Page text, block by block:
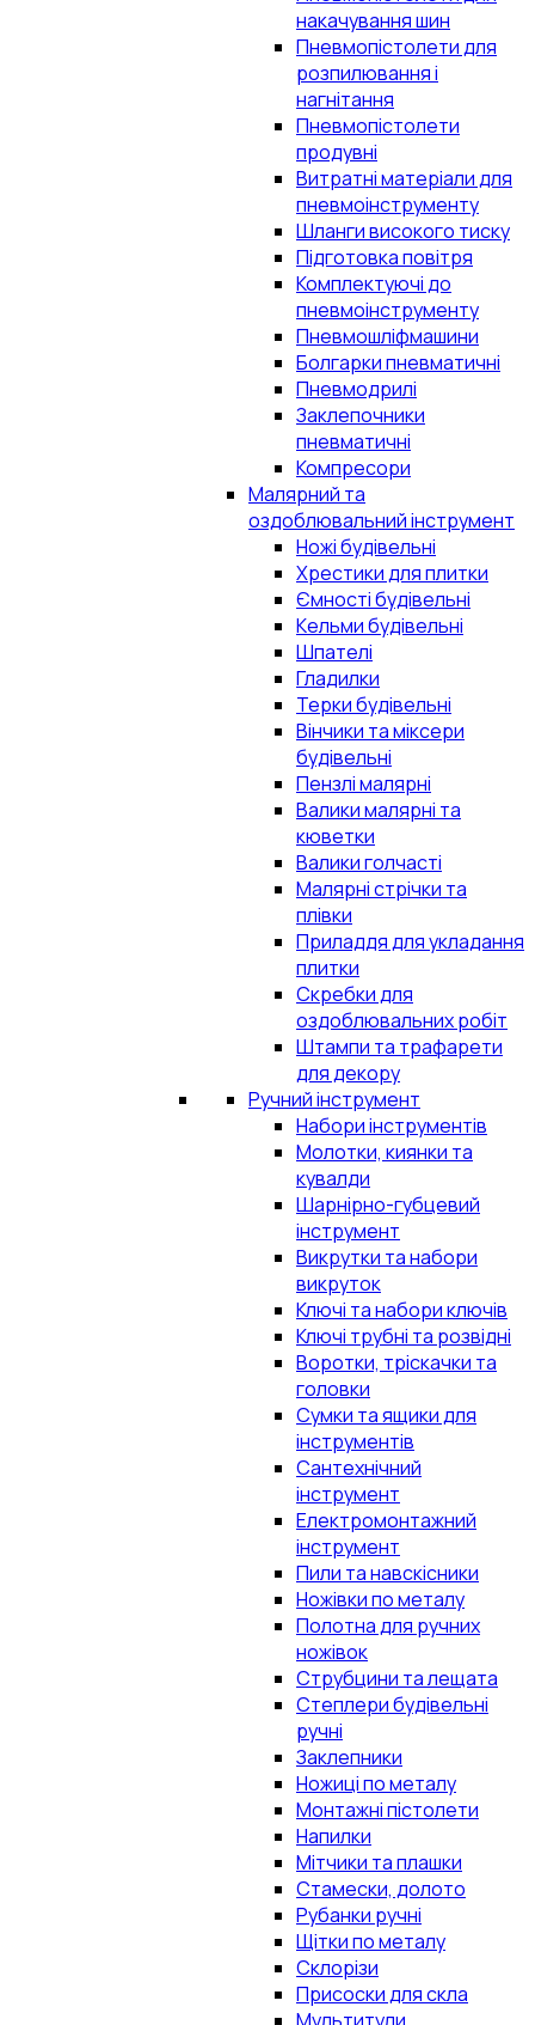
накачування шин
Пневмопістолети для
розпилювання і
нагнітання
Пневмопістолети
продувні
Витратні матеріали для
пневмоінструменту
Шланги високого тиску
Підготовка повітря
Комплектуючі до
пневмоінструменту
Пневмошліфмашини
Болгарки пневматичні
Пневмодрилі
Заклепочники
пневматичні
Компресори
Малярний та
оздоблювальний інструмент
Ножі будівельні
Хрестики для плитки
Ємності будівельні
Кельми будівельні
Шпателі
Гладилки
Терки будівельні
Вінчики та міксери
будівельні
Пензлі малярні
Валики малярні та
кюветки
Валики голчасті
Малярні стрічки та
плівки
Приладдя для укладання
плитки
Скребки для
оздоблювальних робіт
Штампи та трафарети
для декору
Ручний інструмент
Набори інструментів
Молотки, киянки та
кувалди
Шарнірно-губцевий
інструмент
Викрутки та набори
викруток
Ключі та набори ключів
Ключі трубні та розвідні
Воротки, тріскачки та
головки
Сумки та ящики для
інструментів
Сантехнічний
інструмент
Електромонтажний
інструмент
Пили та навскісники
Ножівки по металу
Полотна для ручних
ножівок
Струбцини та лещата
Степлери будівельні
ручні
Заклепники
Ножиці по металу
Монтажні пістолети
Напилки
Мітчики та плашки
Стамески, долото
Рубанки ручні
Щітки по металу
Склорізи
Присоски для скла